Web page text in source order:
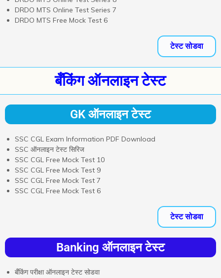
DRDO MTS Online Test Series 7
DRDO MTS Free Mock Test 6
टेस्ट सोडवा
बँकिंग ऑनलाइन टेस्ट
GK ऑनलाइन टेस्ट
SSC CGL Exam Information PDF Download
SSC ऑनलाइन टेस्ट सिरिज
SSC CGL Free Mock Test 10
SSC CGL Free Mock Test 9
SSC CGL Free Mock Test 7
SSC CGL Free Mock Test 6
टेस्ट सोडवा
Banking ऑनलाइन टेस्ट
बँकिंग परीक्षा ऑनलाइन टेस्ट सोडवा